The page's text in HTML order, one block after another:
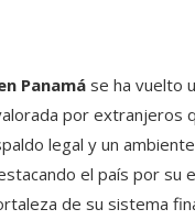
Panamá se ha vuelto
por extranjeros
legal y un
el país por su
de su sistema